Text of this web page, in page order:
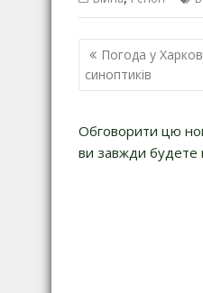
Навігація
записів
Погода у
синоптиків
Обговорити цю
ви завжди будете